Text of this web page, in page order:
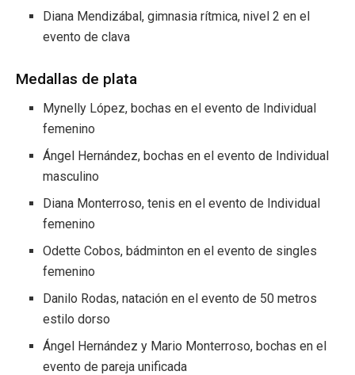
Diana Mendizábal, gimnasia rítmica, nivel 2 en el
evento de clava
Medallas de plata
Mynelly López, bochas en el evento de Individual
femenino
Ángel Hernández, bochas en el evento de Individual
masculino
Diana Monterroso, tenis en el evento de Individual
femenino
Odette Cobos, bádminton en el evento de singles
femenino
Danilo Rodas, natación en el evento de 50 metros
estilo dorso
Ángel Hernández y Mario Monterroso, bochas en el
evento de pareja unificada